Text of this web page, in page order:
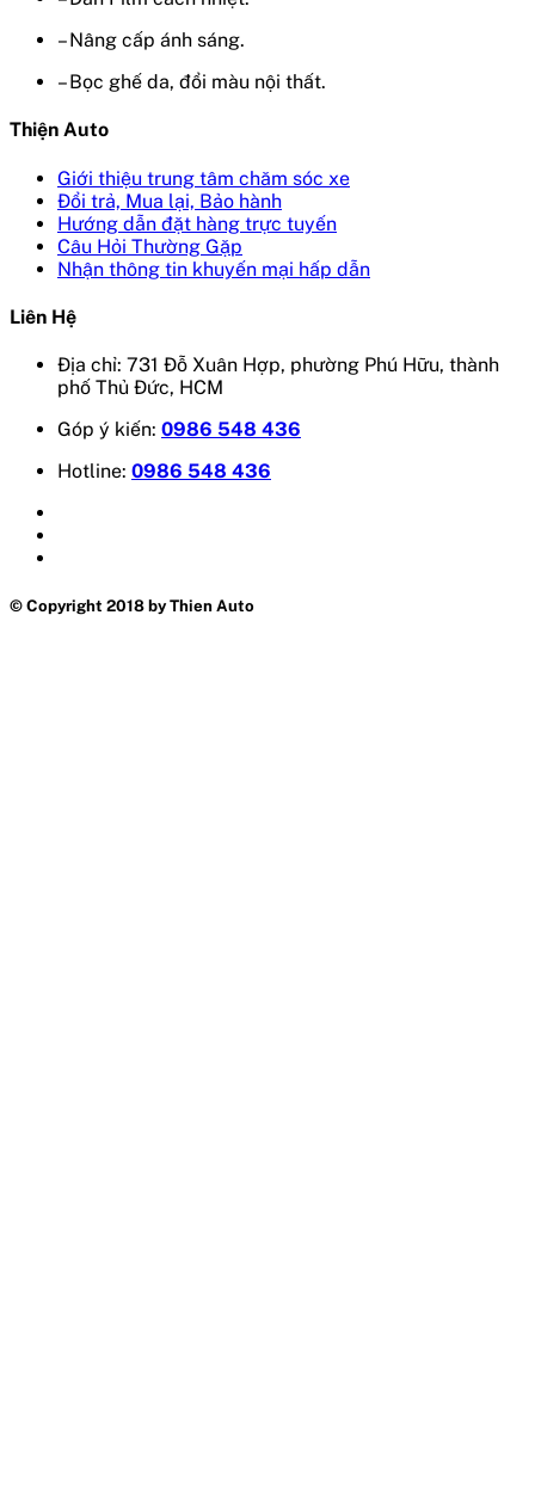
– Nâng cấp ánh sáng.
– Bọc ghế da, đổi màu nội thất.
Thiện Auto
Giới thiệu trung tâm chăm sóc xe
Đổi trả, Mua lại, Bảo hành
Hướng dẫn đặt hàng trực tuyến
Câu Hỏi Thường Gặp
Nhận thông tin khuyến mại hấp dẫn
Liên Hệ
Địa chỉ: 731 Đỗ Xuân Hợp, phường Phú Hữu, thành
phố Thủ Đức, HCM
Góp ý kiến: 0986 548 436
Hotline: 0986 548 436
© Copyright 2018 by Thien Auto